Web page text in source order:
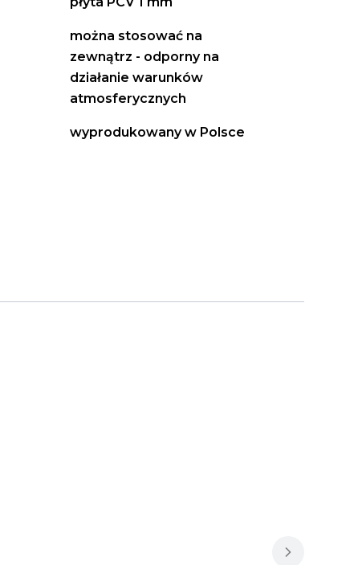
można stosować na
zewnątrz - odporny na
działanie warunków
atmosferycznych
wyprodukowany w Polsce